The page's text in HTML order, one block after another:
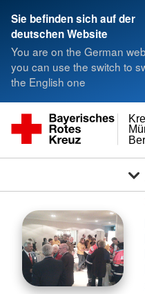
Sie befinden sich auf der
deutschen Website
You are on the German
you can use the switch to
the English one